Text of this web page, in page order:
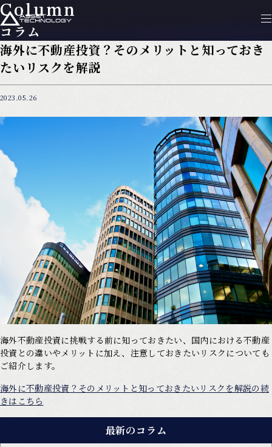
Column
コラム
海外に不動産投資？そのメリットと知っておき
たいリスクを解説
2023.05.26
海外不動産投資に挑戦する前に知っておきたい、国内における不動産
投資との違いやメリットに加え、注意しておきたいリスクについても
ご紹介します。
海外に不動産投資？そのメリットと知っておきたいリスクを解説の続
きはこちら
最新のコラム